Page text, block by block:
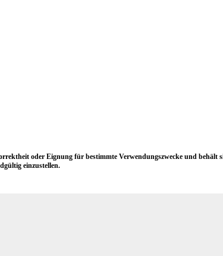
oder Eignung für bestimmte Verwendungszwecke und behält
einzustellen.